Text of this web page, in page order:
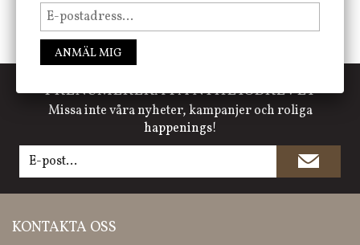
PRENUMERERA PÅ NYHETSBREVET
Missa inte våra nyheter, kampanjer och roliga
happenings!
KONTAKTA OSS
ANMÄL MIG